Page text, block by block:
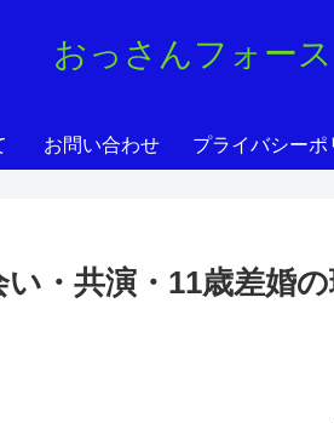
おっさんフォース
お問い合わせ
・共演・11歳差婚